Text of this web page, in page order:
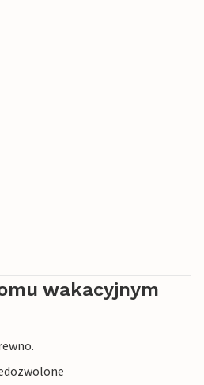
wakacyjnym